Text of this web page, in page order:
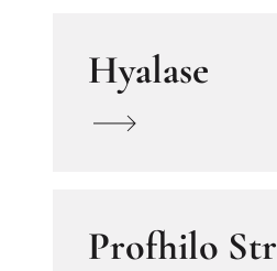
Hyalase
Profhilo